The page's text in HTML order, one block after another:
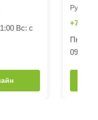
Вс: с
+7
Пн-Сб:
09:00